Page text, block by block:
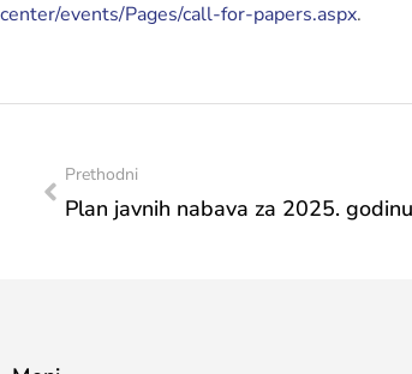
center/events/Pages/call-for-papers.aspx.
Prethodni
Plan javnih nabava za 2025. godinu